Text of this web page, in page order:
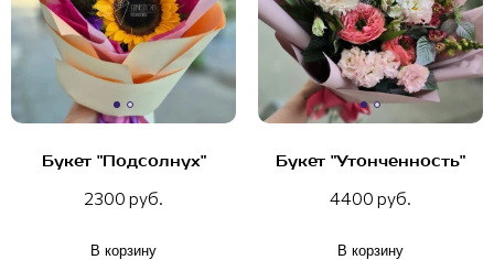
Букет "Подсолнух"
2300 руб.
В корзину
Букет "Утонченность"
4400 руб.
В корзину